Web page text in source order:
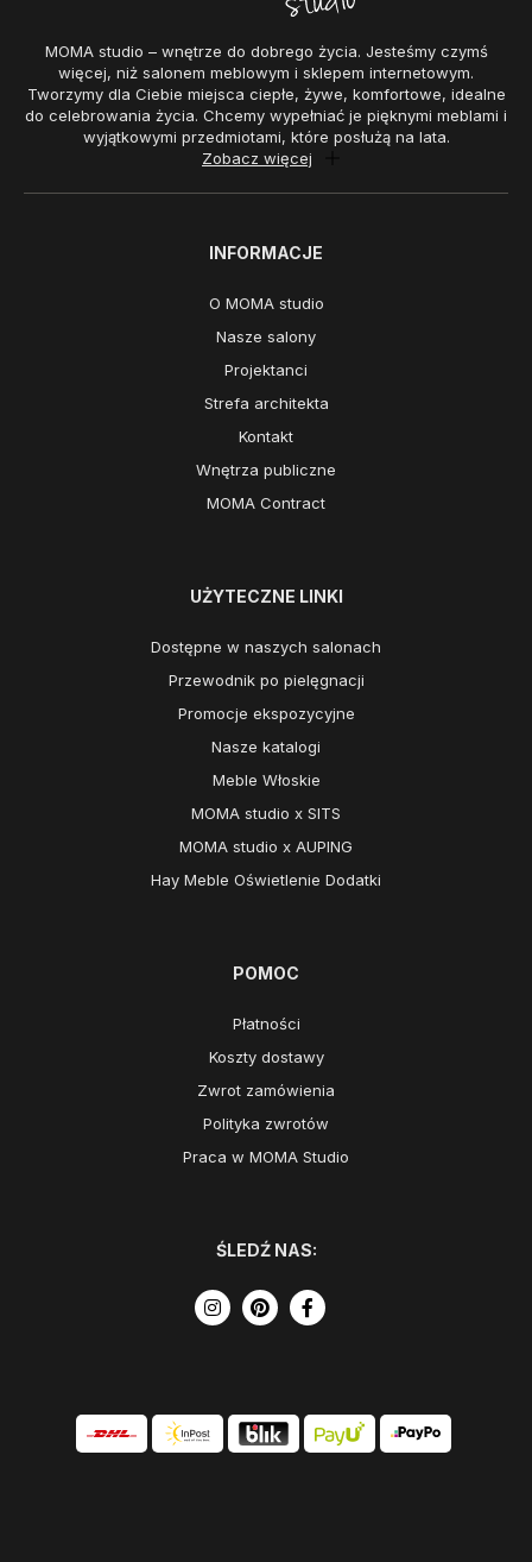
MOMA studio – wnętrze do dobrego życia. Jesteśmy czymś
więcej, niż salonem meblowym i sklepem internetowym.
Tworzymy dla Ciebie miejsca ciepłe, żywe, komfortowe, idealne
do celebrowania życia. Chcemy wypełniać je pięknymi meblami i
wyjątkowymi przedmiotami, które posłużą na lata.
Zobacz więcej
INFORMACJE
O MOMA studio
Nasze salony
Projektanci
Strefa architekta
Kontakt
Wnętrza publiczne
MOMA Contract
UŻYTECZNE LINKI
Dostępne w naszych salonach
Przewodnik po pielęgnacji
Promocje ekspozycyjne
Nasze katalogi
Meble Włoskie
MOMA studio x SITS
MOMA studio x AUPING
Hay Meble Oświetlenie Dodatki
POMOC
Płatności
Koszty dostawy
Zwrot zamówienia
Polityka zwrotów
Praca w MOMA Studio
ŚLEDŹ NAS: